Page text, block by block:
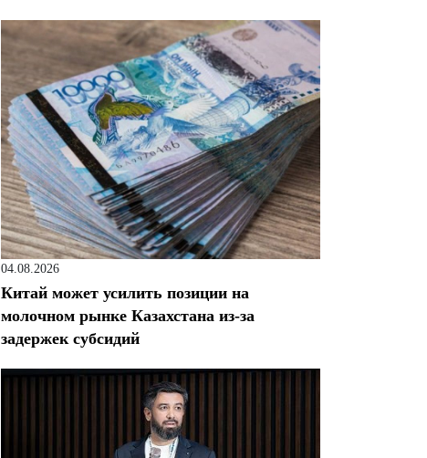
04.08.2026
Китай может усилить позиции на
молочном рынке Казахстана из-за
задержек субсидий